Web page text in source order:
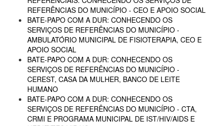
REFERÊNCIAS DO MUNICÍPIO - CEO E APOIO SOCIAL
BATE-PAPO COM A DUR: CONHECENDO OS
SERVIÇOS DE REFERÊNCIAS DO MUNICÍPIO -
AMBULATÓRIO MUNICIPAL DE FISIOTERAPIA, CEO E
APOIO SOCIAL
BATE-PAPO COM A DUR: CONHECENDO OS
SERVIÇOS DE REFERÊNCIAS DO MUNICÍPIO -
CEREST, CASA DA MULHER, BANCO DE LEITE
HUMANO
BATE-PAPO COM A DUR: CONHECENDO OS
SERVIÇOS DE REFERÊNCIAS DO MUNICÍPIO - CTA,
CRMI E PROGRAMA MUNICIPAL DE IST/HIV/AIDS E